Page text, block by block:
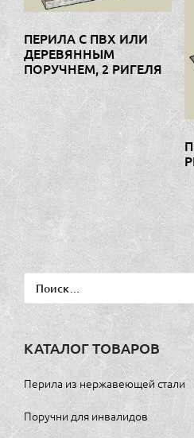
ПЕРИЛА С ПВХ ИЛИ
ДЕРЕВЯННЫМ
ПОРУЧНЕМ, 2 РИГЕЛЯ
Найти:
КАТАЛОГ ТОВАРОВ
Перила из нержавеющей стали
Поручни для инвалидов